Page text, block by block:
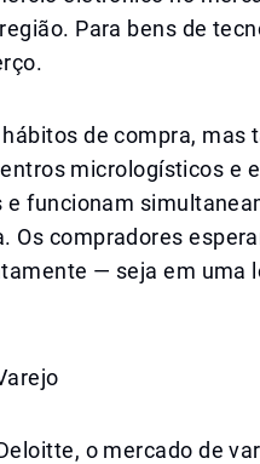
Para bens de
de compra, mas
micrologísticos e
funcionam
Os compradores
— seja em uma
o mercado de